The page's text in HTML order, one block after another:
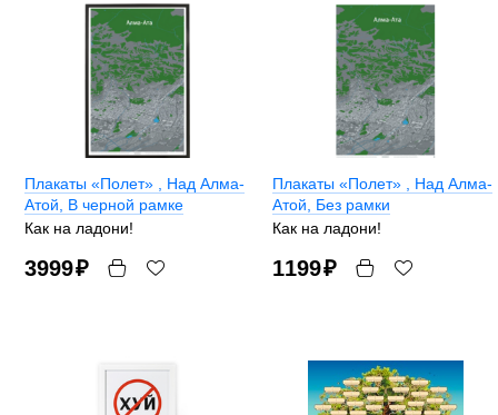
Плакаты «Полет»
, Над Алма-
Атой, В черной рамке
Как на ладони!
3999₽
Плакаты «Полет»
, Над Алма-
Атой, Без рамки
Как на ладони!
1199₽